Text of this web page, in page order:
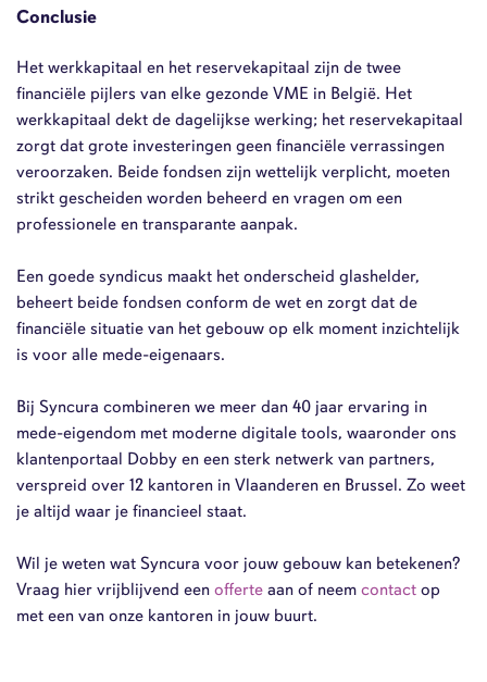
Conclusie
Het werkkapitaal en het reservekapitaal zijn de twee
financiële pijlers van elke gezonde VME in België. Het
werkkapitaal dekt de dagelijkse werking; het reservekapitaal
zorgt dat grote investeringen geen financiële verrassingen
veroorzaken. Beide fondsen zijn wettelijk verplicht, moeten
strikt gescheiden worden beheerd en vragen om een
professionele en transparante aanpak.
Een goede syndicus maakt het onderscheid glashelder,
beheert beide fondsen conform de wet en zorgt dat de
financiële situatie van het gebouw op elk moment inzichtelijk
is voor alle mede-eigenaars.
Bij Syncura combineren we meer dan 40 jaar ervaring in
mede-eigendom met moderne digitale tools, waaronder ons
klantenportaal Dobby en een sterk netwerk van partners,
verspreid over 12 kantoren in Vlaanderen en Brussel. Zo weet
je altijd waar je financieel staat.
Wil je weten wat Syncura voor jouw gebouw kan betekenen?
Vraag hier vrijblijvend een offerte aan of neem contact op
met een van onze kantoren in jouw buurt.